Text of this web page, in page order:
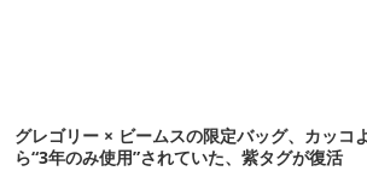
グレゴリー × ビームスの限定バッグ、カッコ
ら“3年のみ使用”されていた、紫タグが復活